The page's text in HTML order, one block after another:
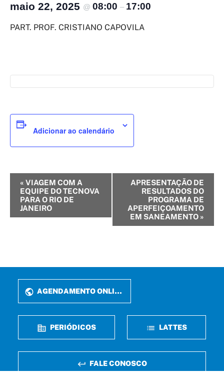
maio 22, 2025 @ 08:00 – 17:00
PART. PROF. CRISTIANO CAPOVILA
Adicionar ao calendário
Evento
Navegação
« VIAGEM COM A
EQUIPE DO TECNOVA
PARA O RIO DE
JANEIRO
APRESENTAÇÃO DE
RESULTADOS DO
PROGRAMA DE
APERFEIÇOAMENTO
EM SANEAMENTO »
AGENDAMENTO ONLINE
PERIÓDICOS LATTES
FALE CONOSCO